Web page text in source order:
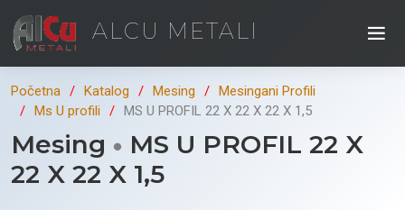
ALCU METALI
Početna Katalog Mesing
Mesingani Profili
Ms U profili
MS U PROFIL 22 X 22 X 22 X 1,5
Mesing
MS U PROFIL 22 X
22 X 22 X 1,5